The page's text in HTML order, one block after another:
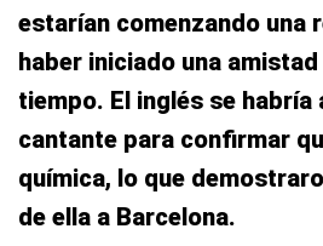
estarían comenzando una
haber iniciado una
tiempo. El inglés se habría
cantante para confirmar
química, lo que
de ella a Barcelona.